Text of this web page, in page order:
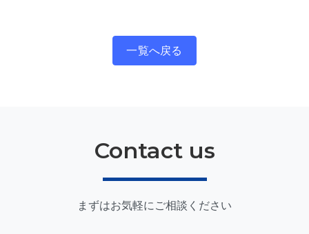
一覧へ戻る
Contact us
まずはお気軽にご相談ください